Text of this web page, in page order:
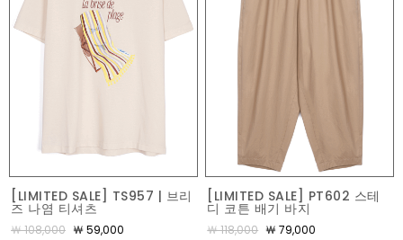
[LIMITED SALE] TS957 | 브리
즈 나염 티셔츠
￦ 108,000 ￦ 59,000
[LIMITED SALE] PT602 스테
디 코튼 배기 바지
￦ 118,000 ￦ 79,000